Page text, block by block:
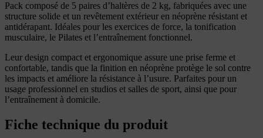
Pack composé de 5 paires d’haltères de 2 kg, fabriquées avec une
structure solide et un revêtement extérieur en néoprène résistant et
antidérapant. Idéales pour les exercices de force, la tonification
musculaire, le Pilates et l’entraînement fonctionnel.
Leur design compact et ergonomique assure une prise ferme et
confortable, tandis que la finition en néoprène protège le sol contre
les impacts et améliore la résistance à l’usure. Parfaites pour un
usage professionnel en studios et salles de sport, ainsi que pour
l’entraînement à domicile.
Fiche technique du produit